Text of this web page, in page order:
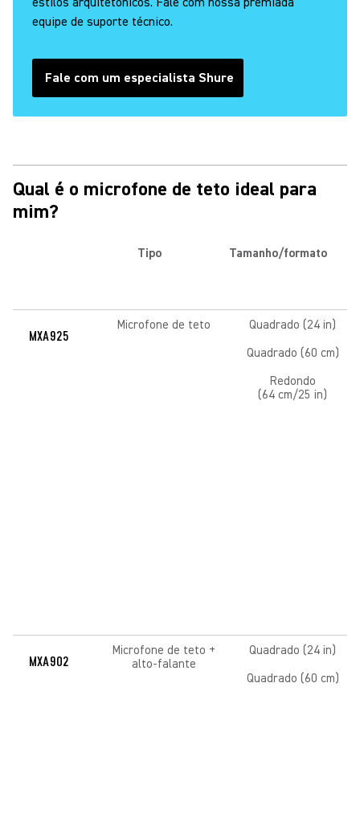
equipe de suporte técnico.
Fale com um especialista Shure
Qual é o microfone de teto ideal para
mim?
MXA925
MXA902
Tipo
Microfone de teto
Microfone de teto +
alto-falante
Tamanho/formato
Quadrado (24 in)
Quadrado (60 cm)
Redondo
(64 cm/25 in)
Quadrado (24 in)
Quadrado (60 cm)